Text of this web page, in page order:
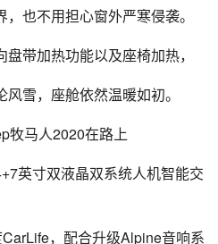
也不用担心窗外严寒侵袭。
带加热功能以及座椅加热，
雪，座舱依然温暖如初。
英寸双液晶双系统人机智能交
，配合升级Alpine音响系